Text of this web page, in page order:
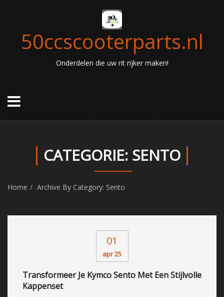
50ccscooterparts.nl
Onderdelen die uw rit rijker maken!
CATEGORIE: SENTO
Home Archive By Category: Sento
01
apr 25
Transformeer Je Kymco Sento Met Een Stijlvolle
Kappenset